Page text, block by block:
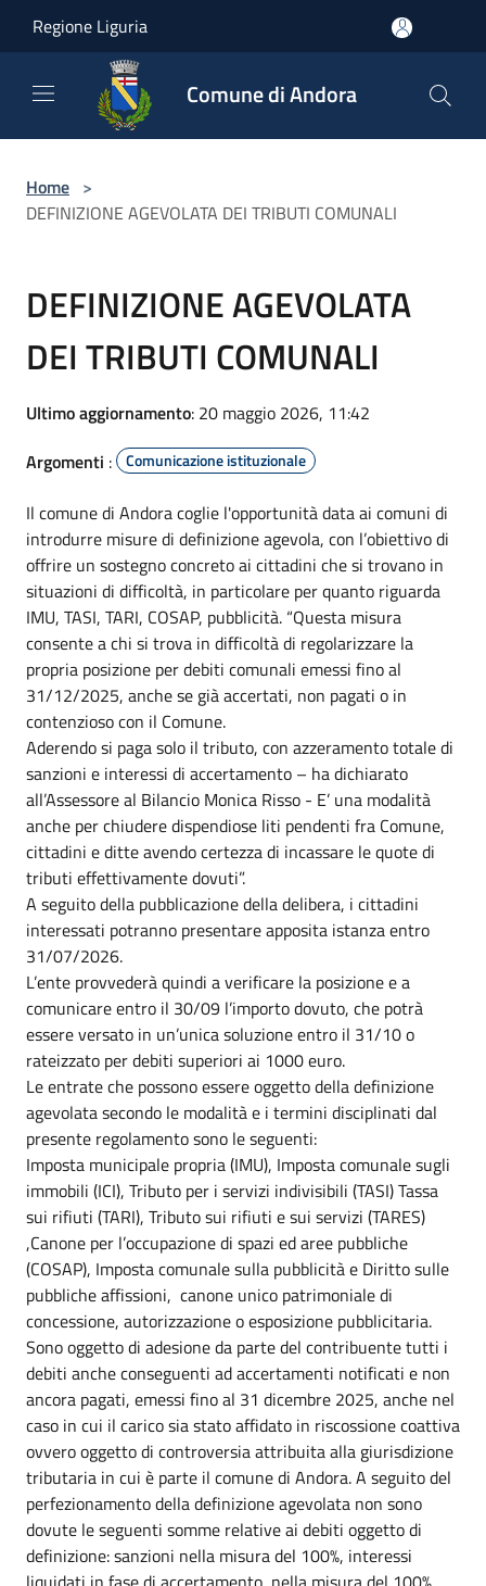
Regione Liguria
Comune di Andora
Home >
DEFINIZIONE AGEVOLATA DEI TRIBUTI COMUNALI
DEFINIZIONE AGEVOLATA
DEI TRIBUTI COMUNALI
Ultimo aggiornamento: 20 maggio 2026, 11:42
Argomenti : Comunicazione istituzionale
Il comune di Andora coglie l'opportunità data ai comuni di
introdurre misure di definizione agevola, con l’obiettivo di
offrire un sostegno concreto ai cittadini che si trovano in
situazioni di difficoltà, in particolare per quanto riguarda
IMU, TASI, TARI, COSAP, pubblicità. “Questa misura
consente a chi si trova in difficoltà di regolarizzare la
propria posizione per debiti comunali emessi fino al
31/12/2025, anche se già accertati, non pagati o in
contenzioso con il Comune.
Aderendo si paga solo il tributo, con azzeramento totale di
sanzioni e interessi di accertamento – ha dichiarato
all’Assessore al Bilancio Monica Risso - E’ una modalità
anche per chiudere dispendiose liti pendenti fra Comune,
cittadini e ditte avendo certezza di incassare le quote di
tributi effettivamente dovuti”.
A seguito della pubblicazione della delibera, i cittadini
interessati potranno presentare apposita istanza entro
31/07/2026.
L’ente provvederà quindi a verificare la posizione e a
comunicare entro il 30/09 l’importo dovuto, che potrà
essere versato in un’unica soluzione entro il 31/10 o
rateizzato per debiti superiori ai 1000 euro.
Le entrate che possono essere oggetto della definizione
agevolata secondo le modalità e i termini disciplinati dal
presente regolamento sono le seguenti:
Imposta municipale propria (IMU), Imposta comunale sugli
immobili (ICI), Tributo per i servizi indivisibili (TASI) Tassa
sui rifiuti (TARI), Tributo sui rifiuti e sui servizi (TARES)
,Canone per l’occupazione di spazi ed aree pubbliche
(COSAP), Imposta comunale sulla pubblicità e Diritto sulle
pubbliche affissioni, canone unico patrimoniale di
concessione, autorizzazione o esposizione pubblicitaria.
Sono oggetto di adesione da parte del contribuente tutti i
debiti anche conseguenti ad accertamenti notificati e non
ancora pagati, emessi fino al 31 dicembre 2025, anche nel
caso in cui il carico sia stato affidato in riscossione coattiva
ovvero oggetto di controversia attribuita alla giurisdizione
tributaria in cui è parte il comune di Andora. A seguito del
perfezionamento della definizione agevolata non sono
dovute le seguenti somme relative ai debiti oggetto di
definizione: sanzioni nella misura del 100%, interessi